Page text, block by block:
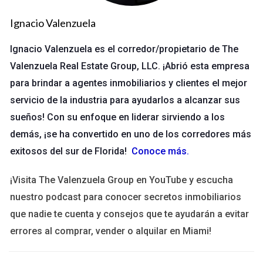
startup tecnológica en Miami que implementó reuniones
semanales donde todos los miembros podían compartir
transparencia, sino que también fomentó la colaboración
entre departamentos, lo que resultó en un aumento del 30%
en la productividad.
Diversidad en el Equipo
La diversidad no solo se refiere a la raza o género; incluye
también experiencias laborales, antecedentes culturales y
para abordar problemas complejos desde múltiples ángulos.
Un estudio realizado por McKinsey & Company reveló que las
empresas con equipos diversos tienen un 35% más de
probabilidades de superar a sus competidores en términos
Ignacio Valenzuela
Ignacio Valenzuela es el corredor/propietario de The
Valenzuela Real Estate Group, LLC. ¡Abrió esta empresa
para brindar a agentes inmobiliarios y clientes el mejor
servicio de la industria para ayudarlos a alcanzar sus
sueños! Con su enfoque en liderar sirviendo a los
demás, ¡se ha convertido en uno de los corredores más
exitosos del sur de Florida! Conoce más.
¡Visita The Valenzuela Group en YouTube y escucha
nuestro podcast para conocer secretos inmobiliarios
que nadie te cuenta y consejos que te ayudarán a evitar
errores al comprar, vender o alquilar en Miami!